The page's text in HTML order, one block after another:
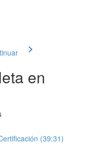
en
(39:31)